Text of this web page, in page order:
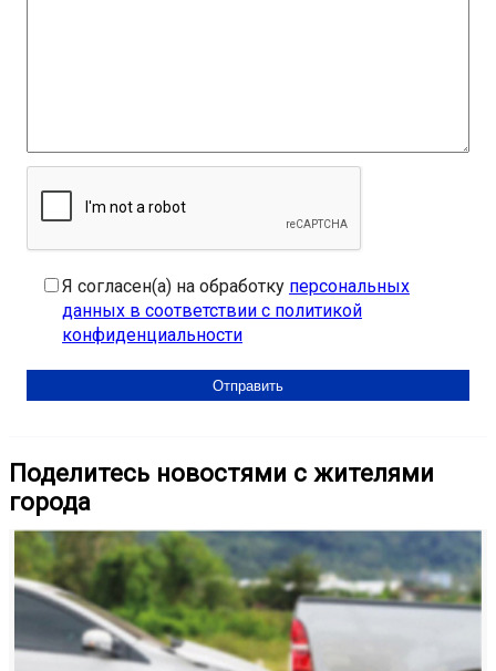
Я согласен(а) на обработку персональных
данных в соответствии с политикой
конфиденциальности
Поделитесь новостями с жителями
города